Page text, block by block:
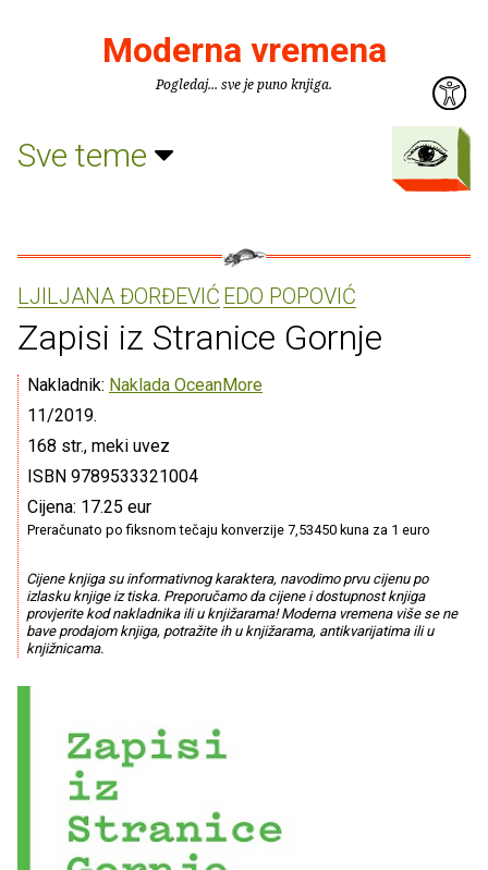
Moderna vremena
Pogledaj... sve je puno knjiga.
Sve teme
LJILJANA ĐORĐEVIĆ EDO POPOVIĆ
Zapisi iz Stranice Gornje
Nakladnik: Naklada OceanMore
11/2019.
168 str., meki uvez
ISBN 9789533321004
Cijena: 17.25 eur
Preračunato po fiksnom tečaju konverzije 7,53450 kuna za 1 euro
Cijene knjiga su informativnog karaktera, navodimo prvu cijenu po
izlasku knjige iz tiska. Preporučamo da cijene i dostupnost knjiga
provjerite kod nakladnika ili u knjižarama! Moderna vremena više se ne
bave prodajom knjiga, potražite ih u knjižarama, antikvarijatima ili u
knjižnicama.